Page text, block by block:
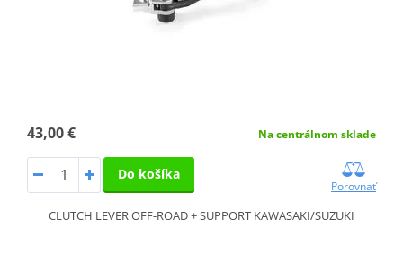
43,00 € Na centrálnom sklade
Do košíka
Porovnať
CLUTCH LEVER OFF-ROAD + SUPPORT KAWASAKI/SUZUKI